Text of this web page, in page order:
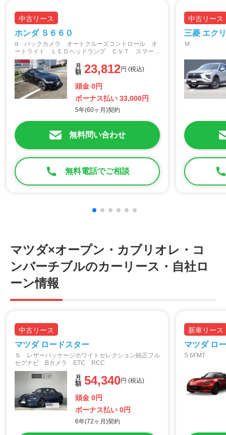
落ち着き
安全装備 キュート 操作性
安定性 加速
中古リース
ホンダ Ｓ６６０
α バックカメラ オートクルーズコントロール オ
ートライト ＬＥＤヘッドランプ ＣＶＴ スマート
キー アイドリングストップ アルミホイール 盗難
防止システム ＡＢＳ ＥＳＣ ＵＳＢ エアコン
月
額 23,812円 (税込)
頭金 0円
ボーナス払い 33,000円
5年(60ヶ月)契約
無料問い合わせ
無料電話でご相談
中古リース
三菱 エク
Ｍ
マツダ×オープン・カブリオレ・コ
ンバーチブルのカーリース・自社ロ
ーン情報
中古リース
マツダ ロードスター
Ｓ レザーパッケージホワイトセレクション純正フル
セグナビ Bカメラ ETC RCC
月
額 54,340円 (税込)
頭金 0円
ボーナス払い 0円
6年(72ヶ月)契約
新車リース
マツダ ロ
S 6FMT